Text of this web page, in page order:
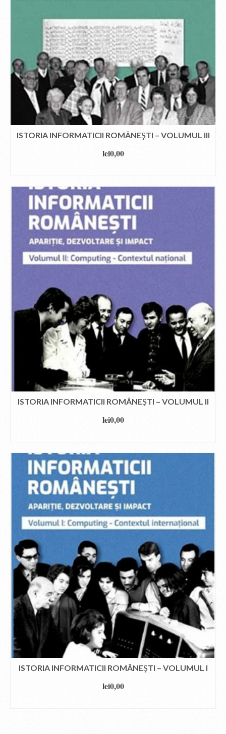
ISTORIA INFORMATICII ROMÂNEŞTI – VOLUMUL III
lei0,00
ISTORIA INFORMATICII ROMÂNEŞTI – VOLUMUL II
lei0,00
ISTORIA INFORMATICII ROMÂNEŞTI – VOLUMUL I
lei0,00